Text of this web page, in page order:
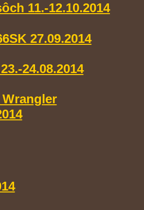
11.-12.10.2014
27.09.2014
24.08.2014